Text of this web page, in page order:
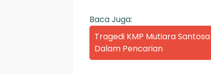
Baca Juga:
Tragedi KMP Mutiara
Dalam Pencarian